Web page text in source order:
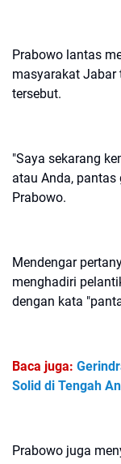
Prabowo lantas
masyarakat Jabar
tersebut.
"Saya sekarang
atau Anda, pantas
Prabowo.
Mendengar
menghadiri
dengan kata
Baca juga:
Solid di Tengah
Prabowo juga